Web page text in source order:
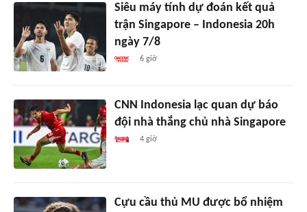
Siêu máy tính dự đoán kết quả
trận Singapore – Indonesia 20h
ngày 7/8
6 giờ
CNN Indonesia lạc quan dự báo
đội nhà thắng chủ nhà Singapore
4 giờ
Cựu cầu thủ MU được bổ nhiệm